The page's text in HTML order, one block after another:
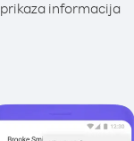
prikaza informacija